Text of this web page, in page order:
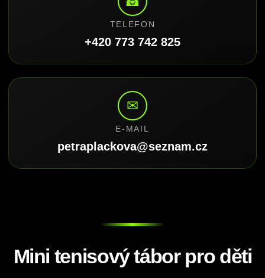
TELEFON
+420 773 742 825
✉
E-MAIL
petraplackova@seznam.cz
Mini tenisový tábor pro děti